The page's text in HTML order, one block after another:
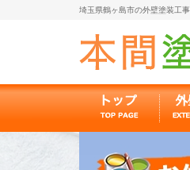
埼玉県鶴ヶ島市の外壁塗装工